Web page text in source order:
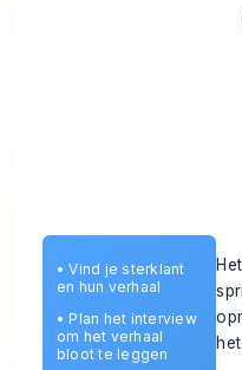
•Vind je sterklant
en hun verhaal
• Plan het interview
om het verhaal
bloot te leggen